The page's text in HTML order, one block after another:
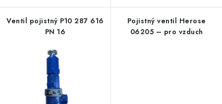
Ventil pojistný P10 287 616
PN 16
Pojistný ventil Herose
06205 – pro vzduch